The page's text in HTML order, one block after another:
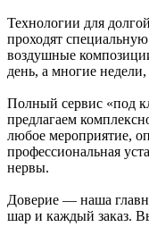
Технологии для
проходят
воздушные
день, а многие
Полный сервис «под
предлагаем
любое мероприятие,
профессиональная
нервы.
Доверие — наша
шар и каждый заказ.